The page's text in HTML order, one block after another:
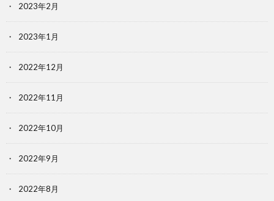
2023年2月
2023年1月
2022年12月
2022年11月
2022年10月
2022年9月
2022年8月